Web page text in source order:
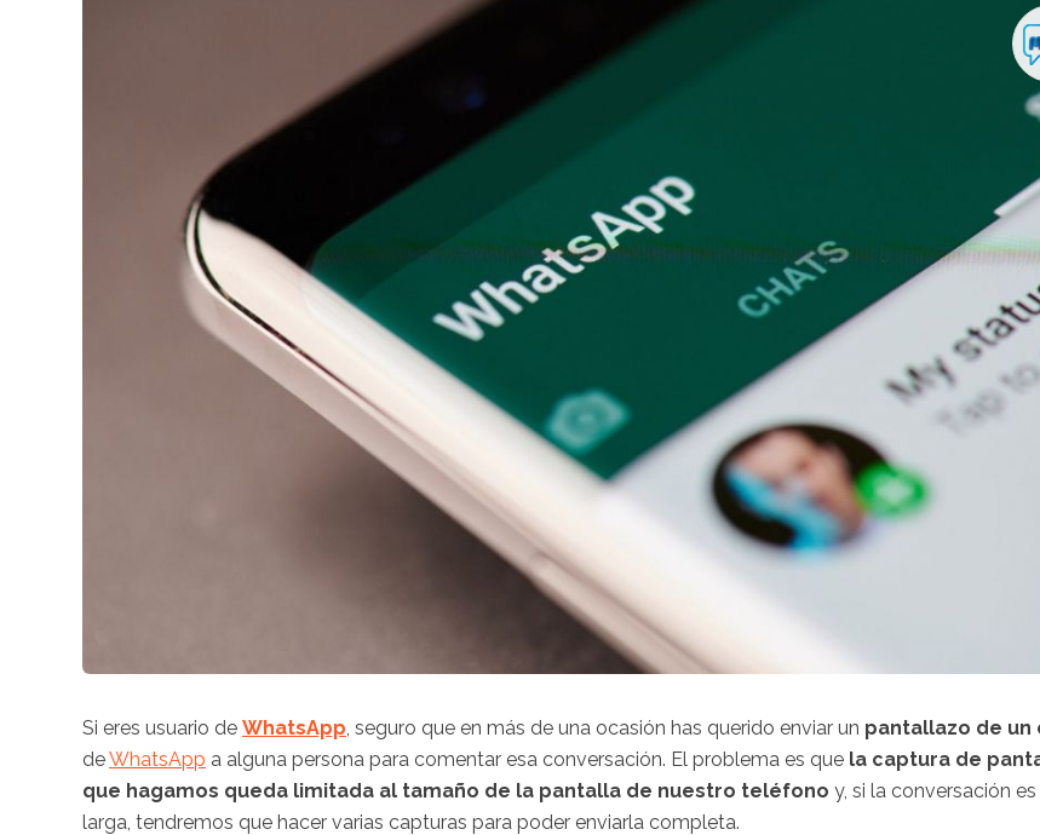
Si eres usuario de WhatsApp , seguro que en más de una ocasión has querido enviar un pantallazo de un
deWhatsApp a alguna persona para comentar esa conversación. El problema es que la captura de
que hagamos queda limitada al tamaño de la pantalla de nuestro teléfono y, si la conversación
larga, tendremos que hacer varias capturas para poder enviarla completa.